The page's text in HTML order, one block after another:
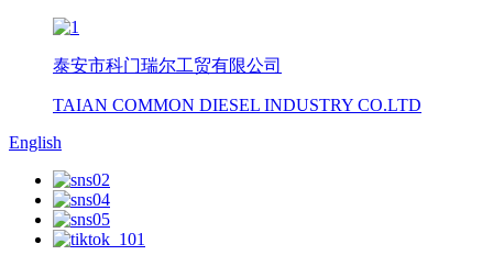
泰安市科门瑞尔工贸有限公司
TAIAN COMMON DIESEL INDUSTRY CO.LTD
English